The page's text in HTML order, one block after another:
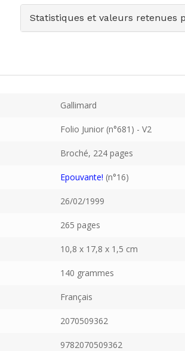
Statistiques et valeurs retenues
Gallimard
Folio Junior (n°681) - V2
Broché, 224 pages
Epouvante! (n°16)
26/02/1999
265 pages
10,8 x 17,8 x 1,5 cm
140 grammes
Français
2070509362
9782070509362